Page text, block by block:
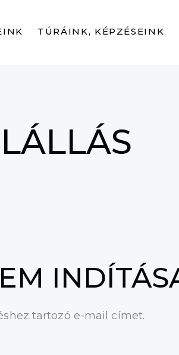
TÚRÁINK, KÉPZÉSEINK
tartozó e-mail címet.